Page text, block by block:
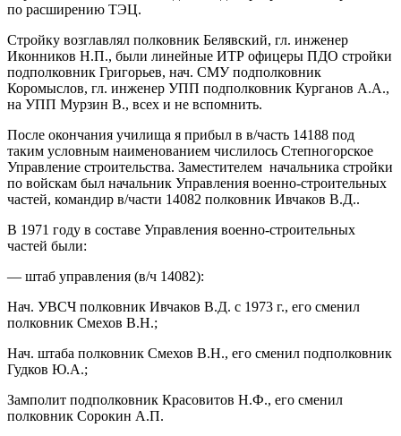
по расширению ТЭЦ.
Стройку возглавлял полковник Белявский, гл. инженер
Иконников Н.П., были линейные ИТР офицеры ПДО стройки
подполковник Григорьев, нач. СМУ подполковник
Коромыслов, гл. инженер УПП подполковник Курганов А.А.,
на УПП Мурзин В., всех и не вспомнить.
После окончания училища я прибыл в в/часть 14188 под
таким условным наименованием числилось Степногорское
Управление строительства. Заместителем начальника стройки
по войскам был начальник Управления военно-строительных
частей, командир в/части 14082 полковник Ивчаков В.Д..
В 1971 году в составе Управления военно-строительных
частей были:
— штаб управления (в/ч 14082):
Нач. УВСЧ полковник Ивчаков В.Д. с 1973 г., его сменил
полковник Смехов В.Н.;
Нач. штаба полковник Смехов В.Н., его сменил подполковник
Гудков Ю.А.;
Замполит подполковник Красовитов Н.Ф., его сменил
полковник Сорокин А.П.